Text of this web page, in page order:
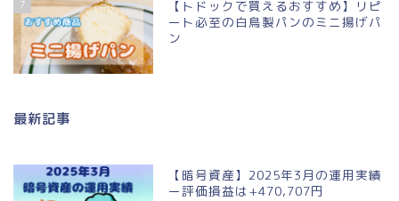
7
【トドックで買えるおすすめ】リピ
ート必至の白鳥製パンのミニ揚げパ
ン
最新記事
【暗号資産】2025年3月の運用実績
ー評価損益は+470,707円